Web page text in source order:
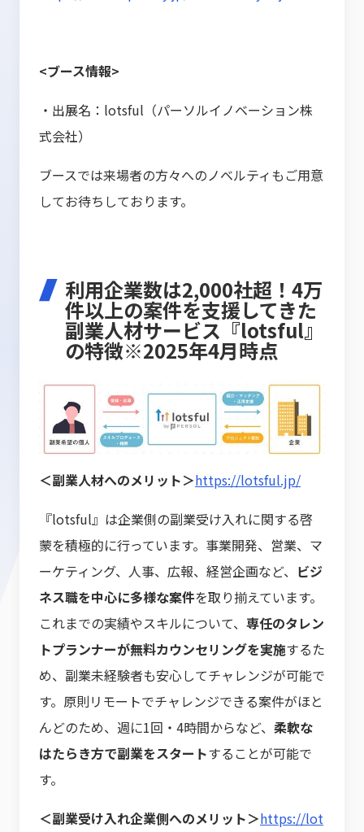
<ブース情報>
・出展名：lotsful（パーソルイノベーション株
式会社）
ブースでは来場者の方々へのノベルティもご用意
してお待ちしております。
利用企業数は2,000社超！4万
件以上の案件を支援してきた
副業人材サービス『lotsful』
の特徴※2025年4月時点
＜副業人材へのメリット＞https://lotsful.jp/
『lotsful』は企業側の副業受け入れに関する啓
蒙を積極的に行っています。事業開発、営業、マ
ーケティング、人事、広報、経営企画など、 ビジ
ネス職を中心に多様な案件を取り揃えています。
これまでの実績やスキルについて、 専任のタレン
トプランナーが無料カウンセリングを実施するた
め、副業未経験者も安心してチャレンジが可能で
す。原則リモートでチャレンジできる案件がほと
んどのため、週に1回・4時間からなど、 柔軟な
はたらき方で副業をスタートすることが可能で
す。
＜副業受け入れ企業側へのメリット＞https://lot